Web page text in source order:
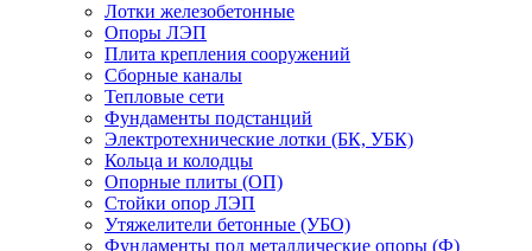
Лотки железобетонные
Опоры ЛЭП
Плита крепления сооружений
Сборные каналы
Тепловые сети
Фундаменты подстанций
Электротехнические лотки (БК, УБК)
Кольца и колодцы
Опорные плиты (ОП)
Стойки опор ЛЭП
Утяжелители бетонные (УБО)
Фундаменты под металлические опоры (Ф)